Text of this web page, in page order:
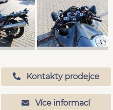
Kontakty prodejce
Více informací